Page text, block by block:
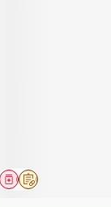
Op voorschrift
Geneesmiddel